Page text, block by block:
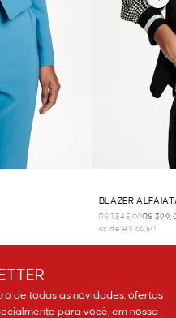
BLAZER
R$ 1.345,00R$
6x de R$ 66,50
de todas as novidades, ofertas
para você, em nossa